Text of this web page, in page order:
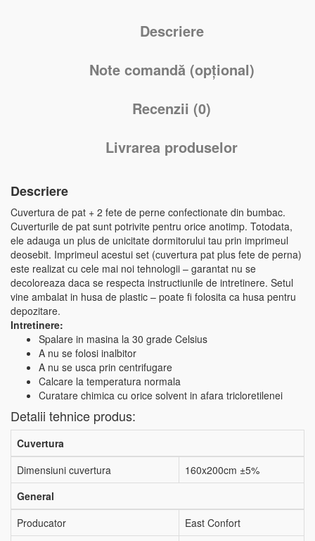
Descriere
Note comandă (opțional)
Recenzii (0)
Livrarea produselor
Descriere
Cuvertura de pat + 2 fete de perne confectionate din bumbac.
Cuverturile de pat sunt potrivite pentru orice anotimp. Totodata,
ele adauga un plus de unicitate dormitorului tau prin imprimeul
deosebit. Imprimeul acestui set (cuvertura pat plus fete de perna)
este realizat cu cele mai noi tehnologii – garantat nu se
decoloreaza daca se respecta instructiunile de intretinere. Setul
vine ambalat in husa de plastic – poate fi folosita ca husa pentru
depozitare.
Intretinere:
Spalare in masina la 30 grade Celsius
A nu se folosi inalbitor
A nu se usca prin centrifugare
Calcare la temperatura normala
Curatare chimica cu orice solvent in afara tricloretilenei
Detalii tehnice produs:
Cuvertura
Dimensiuni cuvertura
160x200cm ±5%
General
Producator
East Confort